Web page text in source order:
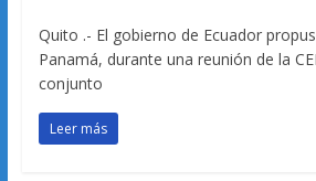
Quito .- El gobierno de Ecuador
Panamá, durante una reunión de la
conjunto
Leer más